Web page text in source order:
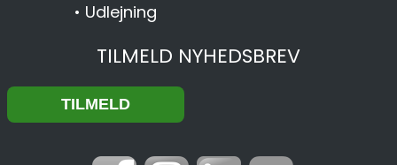
• Udlejning
TILMELD NYHEDSBREV